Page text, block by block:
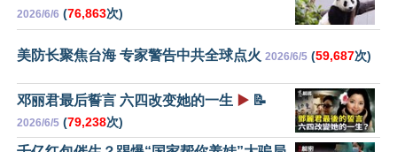
2026/6/6 (76,863次)
美防长聚焦台海 专家警告中共全球点火 2026/6/5 (59,687次)
邓丽君最后誓言 六四改变她的一生 ▶️ 📝
2026/6/5 (79,238次)